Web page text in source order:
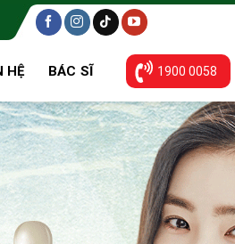
HỆ BÁC SĨ 1900 0058